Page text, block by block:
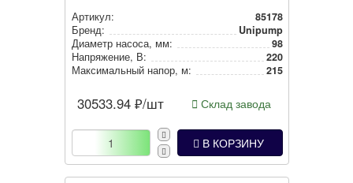
Артикул:
85178
Бренд:
Unipump
Диаметр насоса, мм:
98
Нап­ря­же­ние, В:
220
Мак­си­маль­ный напор, м:
215
30533.94 ₽/шт Склад завода
В КОРЗИНУ